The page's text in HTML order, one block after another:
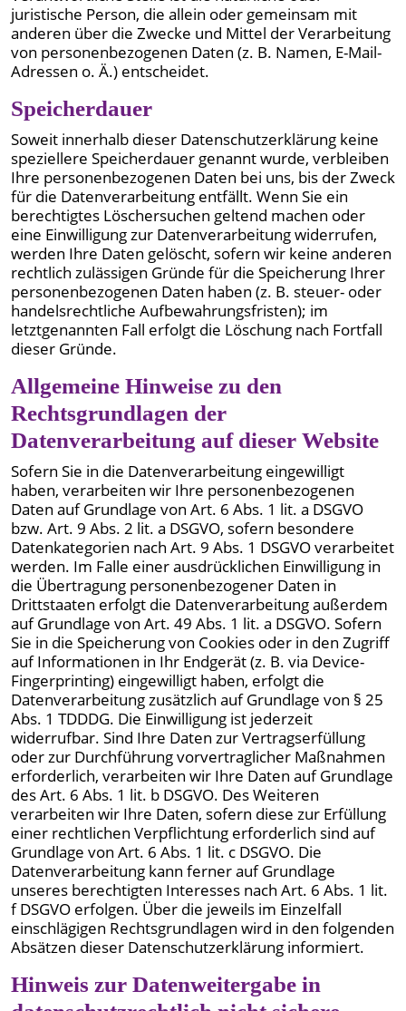
juristische Person, die allein oder gemeinsam mit
anderen über die Zwecke und Mittel der Verarbeitung
von personenbezogenen Daten (z. B. Namen, E-Mail-
Adressen o. Ä.) entscheidet.
Speicherdauer
Soweit innerhalb dieser Datenschutzerklärung keine
speziellere Speicherdauer genannt wurde, verbleiben
Ihre personenbezogenen Daten bei uns, bis der Zweck
für die Datenverarbeitung entfällt. Wenn Sie ein
berechtigtes Löschersuchen geltend machen oder
eine Einwilligung zur Datenverarbeitung widerrufen,
werden Ihre Daten gelöscht, sofern wir keine anderen
rechtlich zulässigen Gründe für die Speicherung Ihrer
personenbezogenen Daten haben (z. B. steuer- oder
handelsrechtliche Aufbewahrungsfristen); im
letztgenannten Fall erfolgt die Löschung nach Fortfall
dieser Gründe.
Allgemeine Hinweise zu den
Rechtsgrundlagen der
Datenverarbeitung auf dieser Website
Sofern Sie in die Datenverarbeitung eingewilligt
haben, verarbeiten wir Ihre personenbezogenen
Daten auf Grundlage von Art. 6 Abs. 1 lit. a DSGVO
bzw. Art. 9 Abs. 2 lit. a DSGVO, sofern besondere
Datenkategorien nach Art. 9 Abs. 1 DSGVO verarbeitet
werden. Im Falle einer ausdrücklichen Einwilligung in
die Übertragung personenbezogener Daten in
Drittstaaten erfolgt die Datenverarbeitung außerdem
auf Grundlage von Art. 49 Abs. 1 lit. a DSGVO. Sofern
Sie in die Speicherung von Cookies oder in den Zugriff
auf Informationen in Ihr Endgerät (z. B. via Device-
Fingerprinting) eingewilligt haben, erfolgt die
Datenverarbeitung zusätzlich auf Grundlage von § 25
Abs. 1 TDDDG. Die Einwilligung ist jederzeit
widerrufbar. Sind Ihre Daten zur Vertragserfüllung
oder zur Durchführung vorvertraglicher Maßnahmen
erforderlich, verarbeiten wir Ihre Daten auf Grundlage
des Art. 6 Abs. 1 lit. b DSGVO. Des Weiteren
verarbeiten wir Ihre Daten, sofern diese zur Erfüllung
einer rechtlichen Verpflichtung erforderlich sind auf
Grundlage von Art. 6 Abs. 1 lit. c DSGVO. Die
Datenverarbeitung kann ferner auf Grundlage
unseres berechtigten Interesses nach Art. 6 Abs. 1 lit.
f DSGVO erfolgen. Über die jeweils im Einzelfall
einschlägigen Rechtsgrundlagen wird in den folgenden
Absätzen dieser Datenschutzerklärung informiert.
Hinweis zur Datenweitergabe in